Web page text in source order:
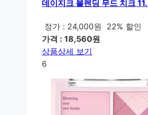
데이지크 블렌딩 무드 치크
정가 : 24,000원
22% 할인
가격 : 18,560원
상품상세 보기
6